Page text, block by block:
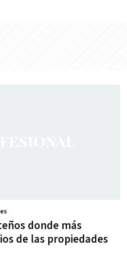
donde más
de las propiedades